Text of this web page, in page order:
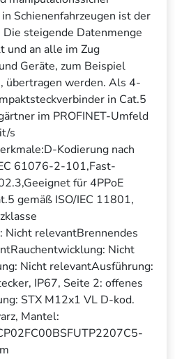
Schienenfahrzeugen ist der
steigende Datenmenge
und an alle im Zug
Geräte, zum Beispiel
übertragen werden. Als 4-
in Cat.5
im PROFINET-Umfeld
s
Kodierung nach
61076-2-101,Fast-
für 4PPoE
gemäß ISO/IEC 11801,
Nicht relevantBrennendes
Nicht
Nicht relevantAusführung:
IP67, Seite 2: offenes
STX M12x1 VL D-kod.
Mantel: